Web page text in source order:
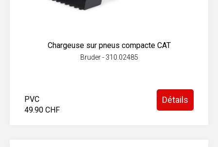
Chargeuse sur pneus compacte CAT
Bruder - 310.02485
PVC
49.90 CHF
Détails